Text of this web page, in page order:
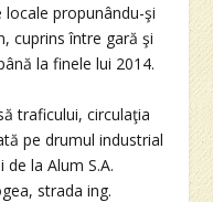
propunându-şi
cuprins între gară şi
la finele lui 2014.
traficului, circulaţia
pe drumul industrial
la Alum S.A.
strada ing.